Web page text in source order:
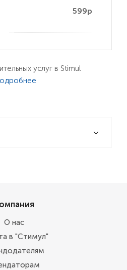
599р
услуг в Stimul
О нас
в "Стимул"